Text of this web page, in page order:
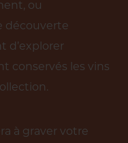
ou
découverte
d’explorer
conservés les vins
à graver votre